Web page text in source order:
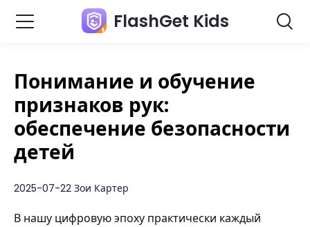
FlashGet Kids
Понимание и обучение
признаков рук:
обеспечение безопасности
детей
2025-07-22 Зои Картер
В нашу цифровую эпоху практически каждый